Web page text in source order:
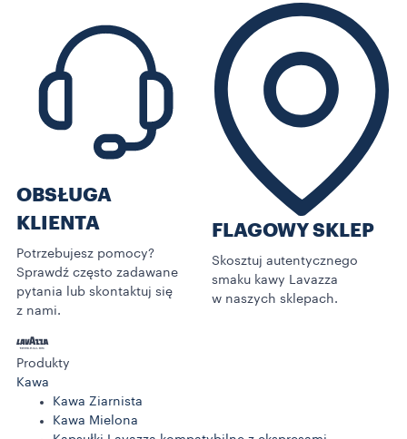
OBSŁUGA
KLIENTA
Potrzebujesz pomocy?
Sprawdź często zadawane
pytania lub skontaktuj się
z nami.
FLAGOWY SKLEP
Skosztuj autentycznego
smaku kawy Lavazza
w naszych sklepach.
Produkty
Kawa
Kawa Ziarnista
Kawa Mielona